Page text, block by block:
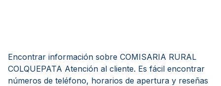
Encontrar información sobre COMISARIA RURAL
COLQUEPATA Atención al cliente. Es fácil encontrar
números de teléfono, horarios de apertura y reseñas